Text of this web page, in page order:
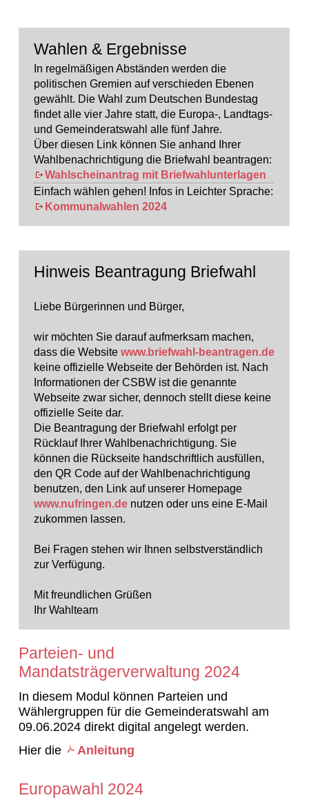
Wahlen & Ergebnisse
In regelmäßigen Abständen werden die
politischen Gremien auf verschieden Ebenen
gewählt. Die Wahl zum Deutschen Bundestag
findet alle vier Jahre statt, die Europa-, Landtags-
und Gemeinderatswahl alle fünf Jahre.
Über diesen Link können Sie anhand Ihrer
Wahlbenachrichtigung die Briefwahl beantragen:
Wahlscheinantrag mit Briefwahlunterlagen
Einfach wählen gehen! Infos in Leichter Sprache:
Kommunalwahlen 2024
Hinweis Beantragung Briefwahl
Liebe Bürgerinnen und Bürger,
wir möchten Sie darauf aufmerksam machen,
dass die Website www.briefwahl-beantragen.de
keine offizielle Webseite der Behörden ist. Nach
Informationen der CSBW ist die genannte
Webseite zwar sicher, dennoch stellt diese keine
offizielle Seite dar.
Die Beantragung der Briefwahl erfolgt per
Rücklauf Ihrer Wahlbenachrichtigung. Sie
können die Rückseite handschriftlich ausfüllen,
den QR Code auf der Wahlbenachrichtigung
benutzen, den Link auf unserer Homepage
www.nufringen.denutzen oder uns eine E-Mail
zukommen lassen.
Bei Fragen stehen wir Ihnen selbstverständlich
zur Verfügung.
Mit freundlichen Grüßen
Ihr Wahlteam
Parteien- und
Mandatsträgerverwaltung 2024
In diesem Modul können Parteien und
Wählergruppen für die Gemeinderatswahl am
09.06.2024 direkt digital angelegt werden.
Hier die
Anleitung
Europawahl 2024